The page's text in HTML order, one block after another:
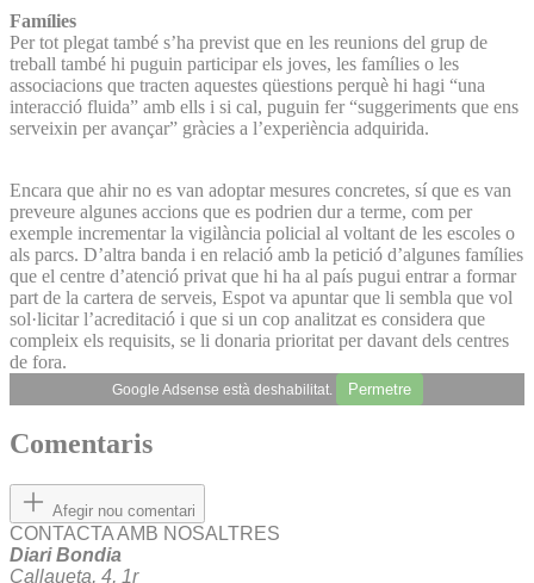
Famílies
Per tot plegat també s’ha previst que en les reunions del grup de
treball també hi puguin participar els joves, les famílies o les
associacions que tracten aquestes qüestions perquè hi hagi “una
interacció fluida” amb ells i si cal, puguin fer “suggeriments que ens
serveixin per avançar” gràcies a l’experiència adquirida.
Encara que ahir no es van adoptar mesures concretes, sí que es van
preveure algunes accions que es podrien dur a terme, com per
exemple incrementar la vigilància policial al voltant de les escoles o
als parcs. D’altra banda i en relació amb la petició d’algunes famílies
que el centre d’atenció privat que hi ha al país pugui entrar a formar
part de la cartera de serveis, Espot va apuntar que li sembla que vol
sol·licitar l’acreditació i que si un cop analitzat es considera que
compleix els requisits, se li donaria prioritat per davant dels centres
de fora.
Google Adsense està deshabilitat. Permetre
Comentaris
Afegir nou comentari
CONTACTA AMB NOSALTRES
Diari Bondia
Callaueta, 4, 1r